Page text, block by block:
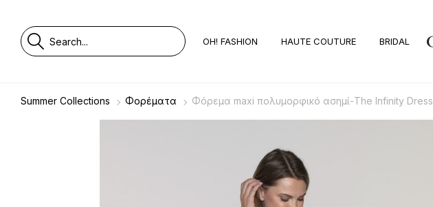
OH! FASHION HAUTE COUTURE BRIDAL
Summer Collections Φορέματα Φόρεμα maxi πολυμορφικό ασημί-The Infinity Dress